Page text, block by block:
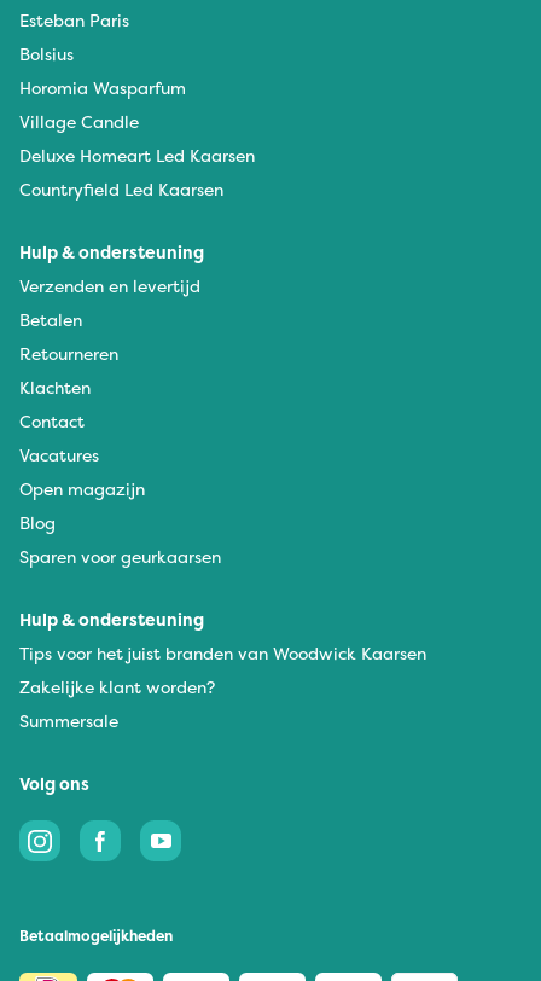
Esteban Paris
Bolsius
Horomia Wasparfum
Village Candle
Deluxe Homeart Led Kaarsen
Countryfield Led Kaarsen
Hulp & ondersteuning
Verzenden en levertijd
Betalen
Retourneren
Klachten
Contact
Vacatures
Open magazijn
Blog
Sparen voor geurkaarsen
Hulp & ondersteuning
Tips voor het juist branden van Woodwick Kaarsen
Zakelijke klant worden?
Summersale
Volg ons
Betaalmogelijkheden